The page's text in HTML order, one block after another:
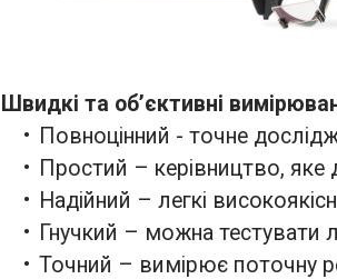
Швидкі та об’єктивні
Повноцінний - точне
Простий – керівництво,
Надійний – легкі
Гнучкий – можна тестувати
Точний – вимірює поточну